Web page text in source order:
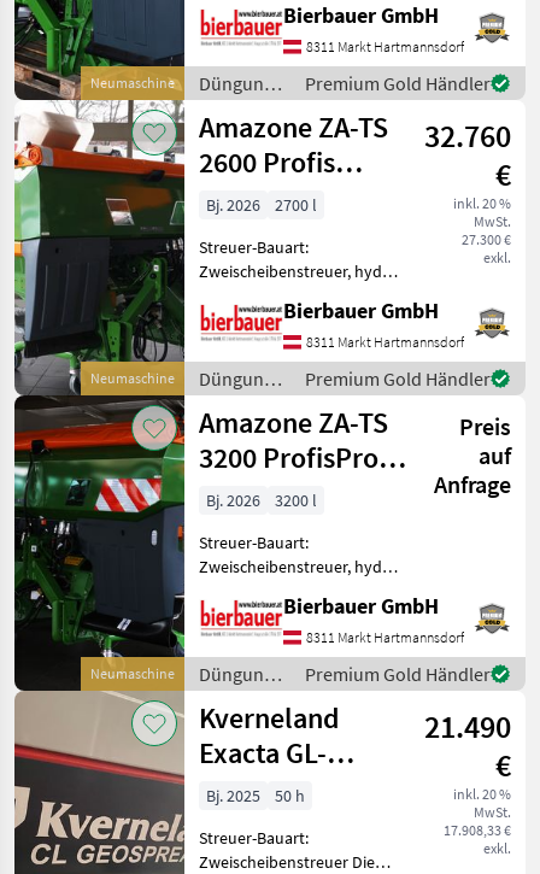
Neumaschine
Streumengenverstellung
Die Maschine befindet sich
in neuem und sofort
einsatzbereitem Zustand
und kann nach tele
Bierbauer GmbH
8311 Markt Hartmannsdorf
Düngung
und
Beregnung
/ Amazone
Premium Gold Händler
Neumaschine
Amazone ZA-TS
2600 Profis
Hydro
32.760
€
inkl. 20 %
MwSt.
27.300 €
exkl.
Bj. 2026
2700 l
Streuer-Bauart:
Zweischeibenstreuer, hydr.
Streumengenverstellung
Die Maschine befindet sich
in neuem und sofort
einsatzbereitem Zustand
und kann nach tele
Bierbauer GmbH
8311 Markt Hartmannsdorf
Düngung
und
Beregnung
/ Amazone
Premium Gold Händler
Neumaschine
Amazone ZA-TS
3200 ProfisPro
Hydro
Preis
auf
Anfrage
Bj. 2026
3200 l
Streuer-Bauart:
Zweischeibenstreuer, hydr.
Streumengenverstellung
Die Maschine befindet sich
in neuem und sofort
einsatzbereitem Zustand
und kann nach tele
Bierbauer GmbH
8311 Markt Hartmannsdorf
Düngung
und
Beregnung
/ Amazone
Premium Gold Händler
Kverneland
Exacta GL-
Geospread
21.490
€
inkl. 20 %
MwSt.
17.908,33 €
exkl.
Bj. 2025
50 h
Streuer-Bauart:
Zweischeibenstreuer Die